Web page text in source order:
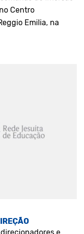
Centro
Emilia, na
e